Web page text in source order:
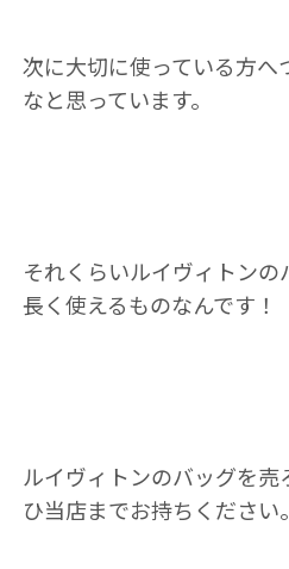
次に大切に使っている方へ
なと思っています。
それくらいルイヴィトン
長く使えるものなんです！
ルイヴィトンのバッグを
ひ当店までお持ちください。